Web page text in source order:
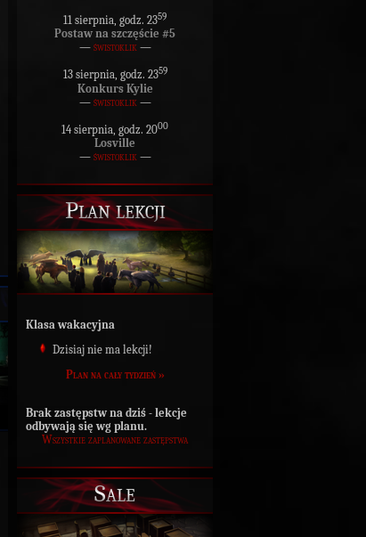
11 sierpnia, godz. 2359
Postaw na szczęście #5
— świstoklik—
13 sierpnia, godz. 2359
Konkurs Kylie
— świstoklik —
14 sierpnia, godz. 2000
Losville
— świstoklik —
Plan lekcji
Klasa wakacyjna
Dzisiaj nie ma lekcji!
Plan na cały tydzień »
Brak zastępstw na dziś - lekcje
odbywają się wg planu.
Wszystkie zaplanowane zastępstwa
Sale